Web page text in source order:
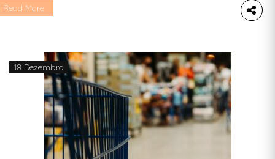
o que é nacional. Este artigo é para todos
Read More
18 Dezembro